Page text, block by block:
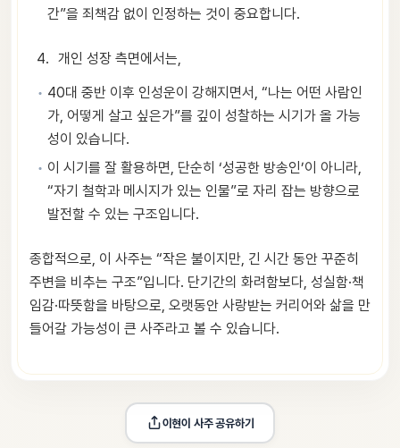
간”을 죄책감 없이 인정하는 것이 중요합니다.
개인 성장 측면에서는,
40대 중반 이후 인성운이 강해지면서, “나는 어떤 사람인
가, 어떻게 살고 싶은가”를 깊이 성찰하는 시기가 올 가능
성이 있습니다.
이 시기를 잘 활용하면, 단순히 ‘성공한 방송인’이 아니라,
“자기 철학과 메시지가 있는 인물”로 자리 잡는 방향으로
발전할 수 있는 구조입니다.
종합적으로, 이 사주는 “작은 불이지만, 긴 시간 동안 꾸준히
주변을 비추는 구조”입니다. 단기간의 화려함보다, 성실함·책
임감·따뜻함을 바탕으로, 오랫동안 사랑받는 커리어와 삶을 만
들어갈 가능성이 큰 사주라고 볼 수 있습니다.
이현이 사주 공유하기